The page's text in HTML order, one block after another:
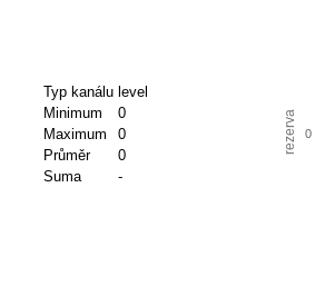
Typ kanálu level
Minimum
0
Maximum
0
Průměr
0
Suma
-
rezerva 0